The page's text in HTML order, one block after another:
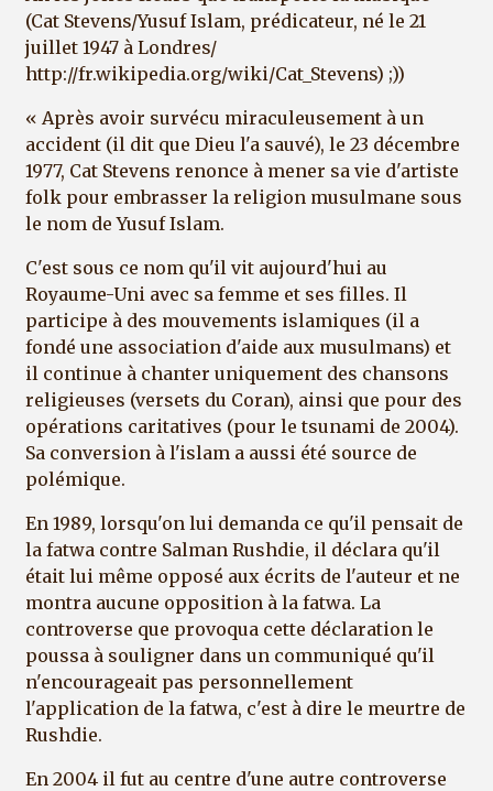
(Cat Stevens/Yusuf Islam, prédicateur, né le 21
juillet 1947 à Londres/
http://fr.wikipedia.org/wiki/Cat_Stevens) ;))
« Après avoir survécu miraculeusement à un
accident (il dit que Dieu l'a sauvé), le 23 décembre
1977, Cat Stevens renonce à mener sa vie d'artiste
folk pour embrasser la religion musulmane sous
le nom de Yusuf Islam.
C'est sous ce nom qu'il vit aujourd'hui au
Royaume-Uni avec sa femme et ses filles. Il
participe à des mouvements islamiques (il a
fondé une association d'aide aux musulmans) et
il continue à chanter uniquement des chansons
religieuses (versets du Coran), ainsi que pour des
opérations caritatives (pour le tsunami de 2004).
Sa conversion à l'islam a aussi été source de
polémique.
En 1989, lorsqu'on lui demanda ce qu'il pensait de
la fatwa contre Salman Rushdie, il déclara qu'il
était lui même opposé aux écrits de l'auteur et ne
montra aucune opposition à la fatwa. La
controverse que provoqua cette déclaration le
poussa à souligner dans un communiqué qu'il
n'encourageait pas personnellement
l'application de la fatwa, c'est à dire le meurtre de
Rushdie.
En 2004 il fut au centre d'une autre controverse